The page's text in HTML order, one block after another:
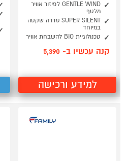
GENTLE WIND לפיזור אוויר
מלטף
SUPER SILENT סדרה שקטה
במיוחד
טכנולוגיית BIO להשבחת אוויר
קנה עכשיו ב- 5,390
למידע ורכישה